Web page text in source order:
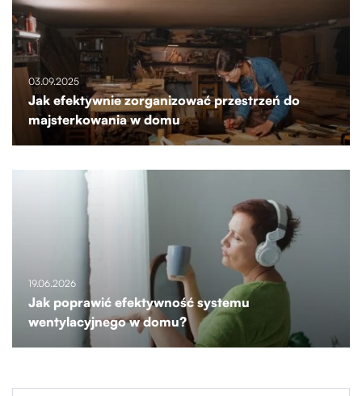
03.09.2025
Jak efektywnie zorganizować przestrzeń do
majsterkowania w domu
19.06.2026
Jak poprawić efektywność systemu
wentylacyjnego w domu?